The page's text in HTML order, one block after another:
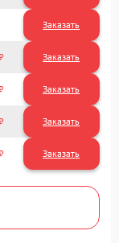
Заказать